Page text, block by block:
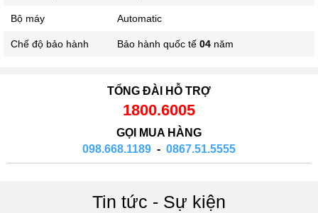
Bộ máy Automatic
Chế độ bảo hành Bảo hành quốc tế 04 năm
TỔNG ĐÀI HỖ TRỢ
1800.6005
GỌI MUA HÀNG
098.668.1189 - 0867.51.5555
Tin tức - Sự kiện